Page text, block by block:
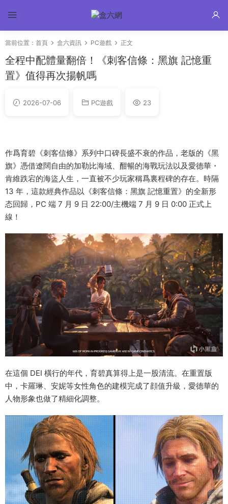
當前位置： 首頁 盒六資訊 PC遊戲 正文
全程中配體量翻倍！《刺客信條：黑旗 記憶重
置》值得再次揚帆嗎
2026-07-06 PC遊戲 23
作爲育碧《刺客信條》系列中口碑長盛不衰的作品，老版的《黑
旗》憑借遼闊自由的加勒比海域、酣暢的海戰玩法以及愛德華・
肯維跌宕的海盜人生，一直被不少玩家稱爲裏程碑的存在。時隔
13 年，這款經典作品以《刺客信條：黑旗 記憶重置》的全新形
态回歸，PC 端 7 月 9 日 22:00/主機端 7 月 9 日 0:00 正式上
線！
在這個 DEI 橫行的年代，育碧真算得上是一股清流。在重置版
中，卡羅琳、安妮等女性角色的建模完成了顔值升級，愛德華的
人物形象也做了精細化調整。